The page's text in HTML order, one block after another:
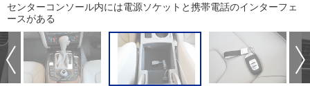
センターコンソール内には電源ソケットと携帯電話のインターフェ
ースがある